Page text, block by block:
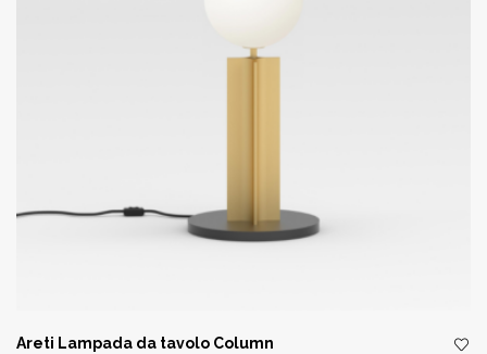
Areti Lampada da tavolo Column